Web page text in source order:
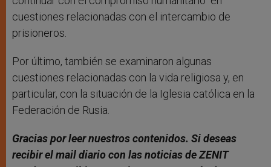
cuestiones relacionadas con el intercambio de
prisioneros.
Por último, también se examinaron algunas
cuestiones relacionadas con la vida religiosa y, en
particular, con la situación de la Iglesia católica en la
Federación de Rusia.
Gracias por leer nuestros contenidos. Si deseas
recibir el mail diario con las noticias de ZENIT